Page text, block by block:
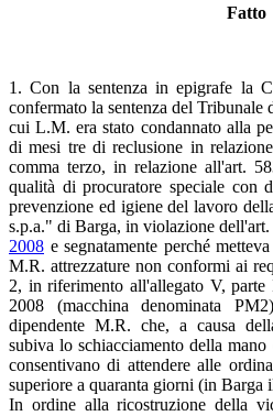
Fatto
1. Con la sentenza in epigrafe la
confermato la sentenza del
cui L.M. era stato condannato alla
di mesi tre di reclusione in
comma terzo, in relazione all'art.
qualità di procuratore speciale con
prevenzione ed igiene del lavoro
s.p.a." di Barga, in violazione
2008 e segnatamente perché
M.R. attrezzature non conformi ai
2, in riferimento all'allegato V,
2008 (macchina denominata
dipendente M.R. che, a causa
subiva lo schiacciamento della
consentivano di attendere alle
superiore a quaranta giorni (in Barga
In ordine alla ricostruzione della